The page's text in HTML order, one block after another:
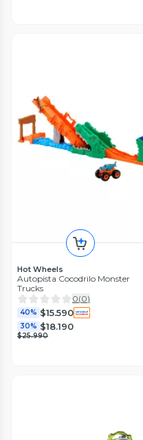
Hot Wheels
Autopista Cocodrilo Monster
Trucks
0(0)
40% $15.590
30% $18.190
$25.990